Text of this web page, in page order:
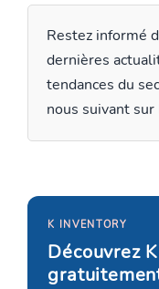
Restez informé
dernières
tendances du
nous suivant sur
K INVENTORY
Découvrez